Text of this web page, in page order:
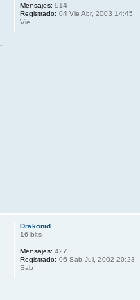
Mensajes: 914
Registrado: 04 Vie Abr, 2003 14:45
Vie
Drakonid
16 bits
Mensajes: 427
Registrado: 06 Sab Jul, 2002 20:23
Sab